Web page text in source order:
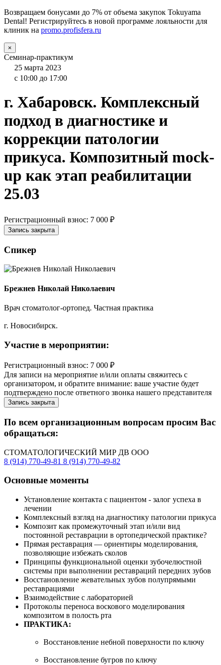
Возвращаем бонусами до 7% от объема закупок Tokuyama
Dental! Регистрируйтесь в новой программе лояльности для
клиник на promo.profisfera.ru
×
Семинар-практикум
25 марта 2023
с 10:00 до 17:00
г. Хабаровск. Комплексный
подход в диагностике и
коррекции патологии
прикуса. Композитный mock-
up как этап реабилитации
25.03
Регистрационный взнос: 7 000 ₽
Запись закрыта
Спикер
Брежнев Николай Николаевич
Врач стоматолог-ортопед. Частная практика
г. Новосибирск.
Участие в мероприятии:
Регистрационный взнос: 7 000 ₽
Для записи на мероприятие и/или оплаты свяжитесь с
организатором, и обратите внимание: ваше участие будет
подтверждено после ответного звонка нашего представителя
Запись закрыта
По всем организационным вопросам просим Вас
обращаться:
СТОМАТОЛОГИЧЕСКИЙ МИР ДВ ООО
8 (914) 770-49-81 8 (914) 770-49-82
Основные моменты
Установление контакта с пациентом - залог успеха в
лечении
Комплексный взгляд на диагностику патологии прикуса
Композит как промежуточный этап и/или вид
постоянной реставрации в ортопедической практике?
Прямая реставрация — ориентиры моделирования,
позволяющие избежать сколов
Принципы функциональной оценки зубочелюстной
системы при выполнении реставраций передних зубов
Восстановление жевательных зубов полупрямыми
реставрациями
Взаимодействие с лабораторией
Протоколы переноса воскового моделирования
композитом в полость рта
ПРАКТИКА:
Восстановление небной поверхности по ключу
Восстановление бугров по ключу